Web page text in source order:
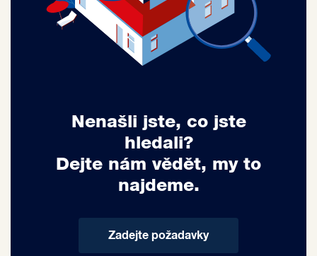
Nenašli jste, co jste
hledali?
Dejte nám vědět, my to
najdeme.
Zadejte požadavky